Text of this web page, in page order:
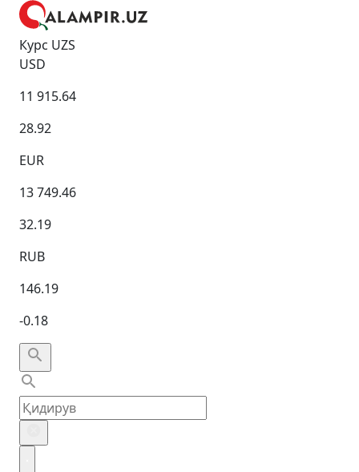
Курс UZS
USD
11 915.64
28.92
EUR
13 749.46
32.19
RUB
146.19
-0.18